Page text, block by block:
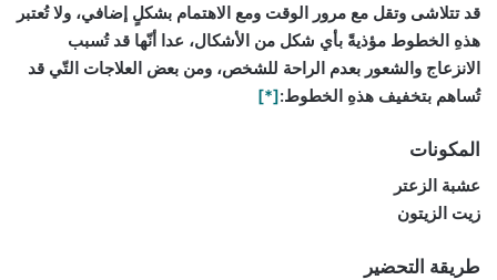
قد تتلاشى وتقل مع مرور الوقت ومع الاهتمام بشكلٍ إضافي، ولا تُعتبر
هذهِ الخطوط مؤذيةً بأي شكل من الأشكال، عدا أنّها قد تُسبب
الانزعاج والشعور بعدم الراحة للشخص، ومن بعض العلاجات التّي قد
تُساهم بتخفيف هذهِ الخطوط:[*]
المكونات
عشبة الزعتر
زيت الزيتون
طريقة التحضير